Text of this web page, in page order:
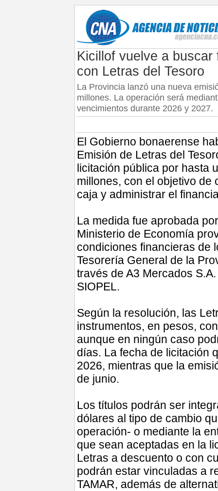
Kicillof vuelve a
con Letras del Tesoro
La Provincia lanzó una nueva
millones. La operación será
vencimientos durante 2026 y 2027.
El Gobierno bonaerense
Emisión de Letras del
licitación pública por hasta
millones, con el objetivo
caja y administrar el
La medida fue aprobada
Ministerio de Economía
condiciones financieras de
Tesorería General de la
través de A3 Mercados
SIOPEL.
Según la resolución, las
instrumentos, en pesos,
aunque en ningún caso
días. La fecha de licitación
2026, mientras que la
de junio.
Los títulos podrán ser
dólares al tipo de cambio
operación- o mediante la
que sean aceptadas en la
Letras a descuento o con
podrán estar vinculadas a
TAMAR, además de